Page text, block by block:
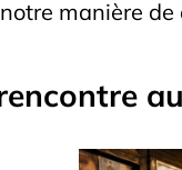
manière